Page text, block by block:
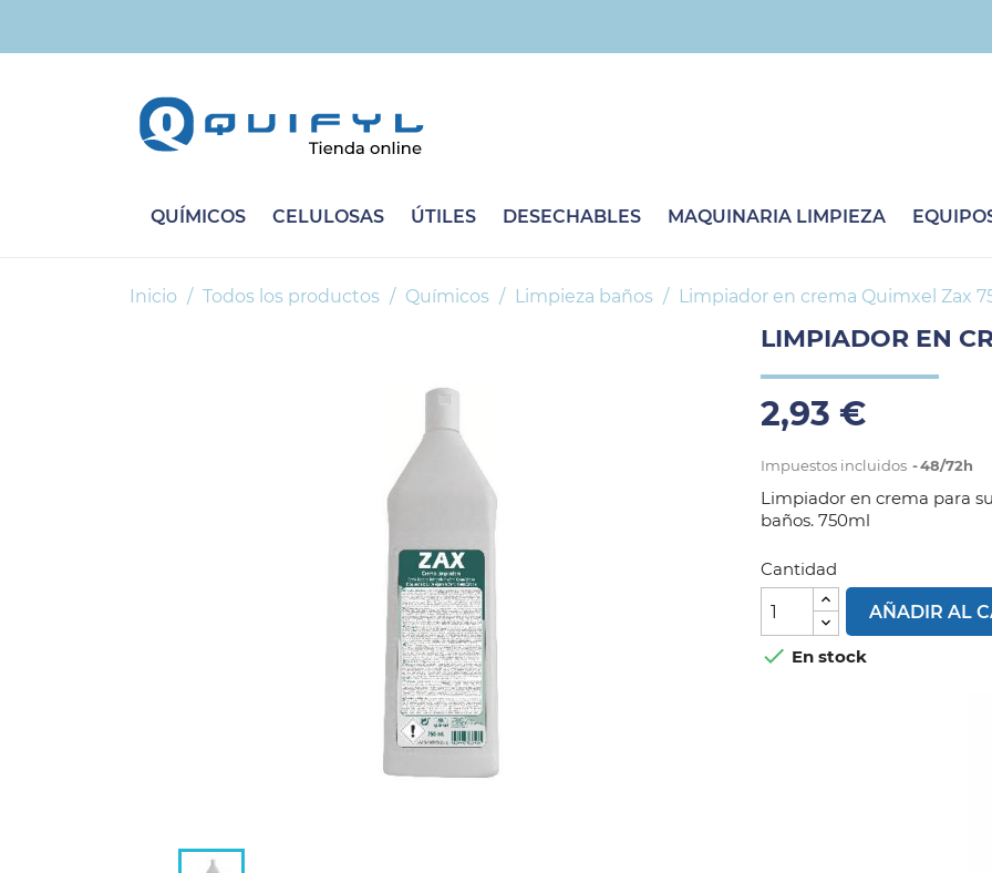
QUÍMICOS CELULOSAS ÚTILES DESECHABLES MAQUINARIA LIMPIEZA
Inicio Todos los productos Químicos Limpieza baños Limpiador en crema Quimxel Zax
LIMPIADOR EN
2,93 €
Impuestos incluidos 48/72h
Limpiador en crema para
baños. 750ml
Cantidad
AÑADIR AL
 En stock